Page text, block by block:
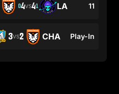
11
LA
1
4
VS
4
0
Play-In
CHA
2
VS
3